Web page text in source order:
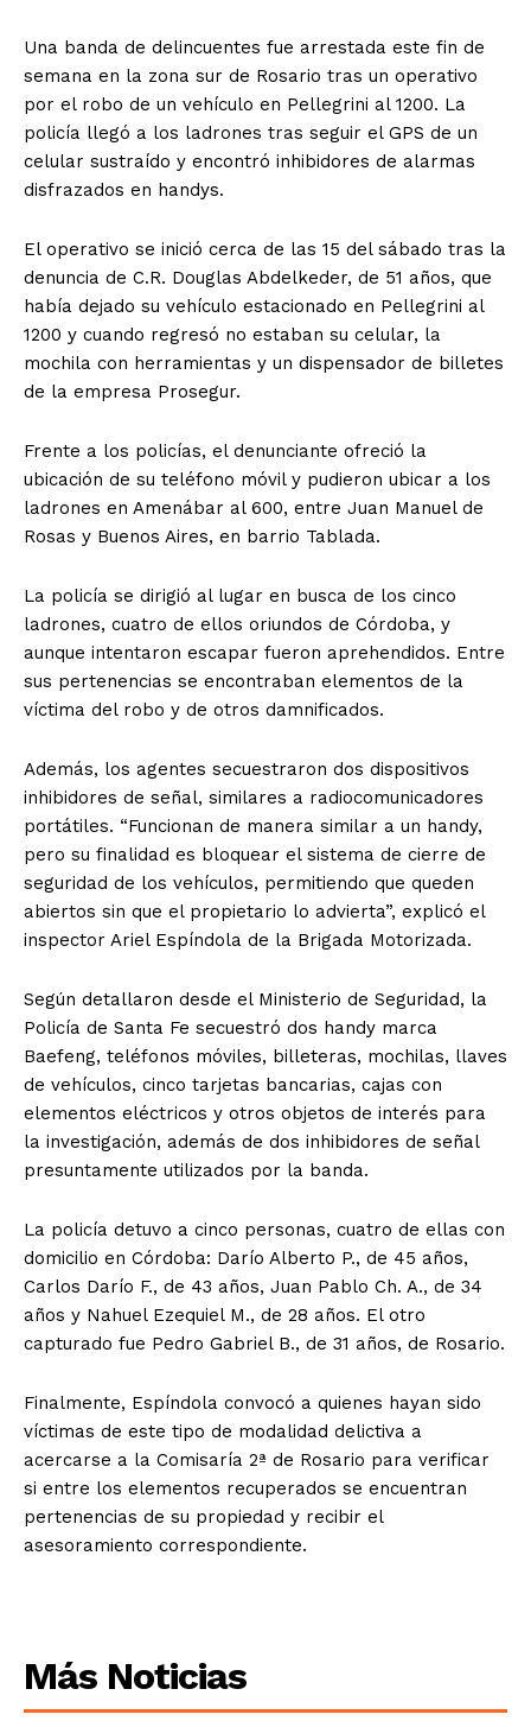
Una banda de delincuentes fue arrestada este fin de
semana en la zona sur de Rosario tras un operativo
por el robo de un vehículo en Pellegrini al 1200. La
policía llegó a los ladrones tras seguir el GPS de un
celular sustraído y encontró inhibidores de alarmas
disfrazados en handys.
El operativo se inició cerca de las 15 del sábado tras la
denuncia de C.R. Douglas Abdelkeder, de 51 años, que
había dejado su vehículo estacionado en Pellegrini al
1200 y cuando regresó no estaban su celular, la
mochila con herramientas y un dispensador de billetes
de la empresa Prosegur.
Frente a los policías, el denunciante ofreció la
ubicación de su teléfono móvil y pudieron ubicar a los
ladrones en Amenábar al 600, entre Juan Manuel de
Rosas y Buenos Aires, en barrio Tablada.
La policía se dirigió al lugar en busca de los cinco
ladrones, cuatro de ellos oriundos de Córdoba, y
aunque intentaron escapar fueron aprehendidos. Entre
sus pertenencias se encontraban elementos de la
víctima del robo y de otros damnificados.
Además, los agentes secuestraron dos dispositivos
inhibidores de señal, similares a radiocomunicadores
portátiles. “Funcionan de manera similar a un handy,
pero su finalidad es bloquear el sistema de cierre de
seguridad de los vehículos, permitiendo que queden
abiertos sin que el propietario lo advierta”, explicó el
inspector Ariel Espíndola de la Brigada Motorizada.
Según detallaron desde el Ministerio de Seguridad, la
Policía de Santa Fe secuestró dos handy marca
Baefeng, teléfonos móviles, billeteras, mochilas, llaves
de vehículos, cinco tarjetas bancarias, cajas con
elementos eléctricos y otros objetos de interés para
la investigación, además de dos inhibidores de señal
presuntamente utilizados por la banda.
La policía detuvo a cinco personas, cuatro de ellas con
domicilio en Córdoba: Darío Alberto P., de 45 años,
Carlos Darío F., de 43 años, Juan Pablo Ch. A., de 34
años y Nahuel Ezequiel M., de 28 años. El otro
capturado fue Pedro Gabriel B., de 31 años, de Rosario.
Finalmente, Espíndola convocó a quienes hayan sido
víctimas de este tipo de modalidad delictiva a
acercarse a la Comisaría 2ª de Rosario para verificar
si entre los elementos recuperados se encuentran
pertenencias de su propiedad y recibir el
asesoramiento correspondiente.
Más Noticias